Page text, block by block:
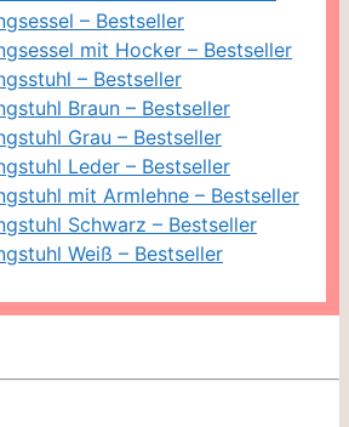
– Bestseller
mit Hocker – Bestseller
– Bestseller
Braun – Bestseller
Grau – Bestseller
Leder – Bestseller
mit Armlehne – Bestseller
Schwarz – Bestseller
Weiß – Bestseller